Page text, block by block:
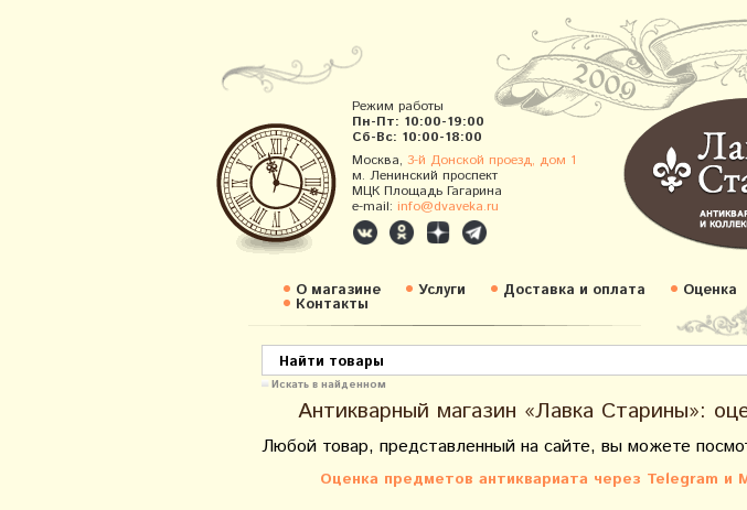
Режим работы
Пн-Пт: 10:00-19:00
Сб-Вс: 10:00-18:00
Москва, 3-й Донской проезд, дом 1
м. Ленинский проспект
МЦК Площадь Гагарина
e-mail: info@dvaveka.ru
О магазине Услуги Доставка и оплата Оценка
Контакты
Искать в найденном
Антикварный магазин «Лавка Старины»:
Любой товар, представленный на сайте, вы можете
Оценка предметов антиквариата через Telegram